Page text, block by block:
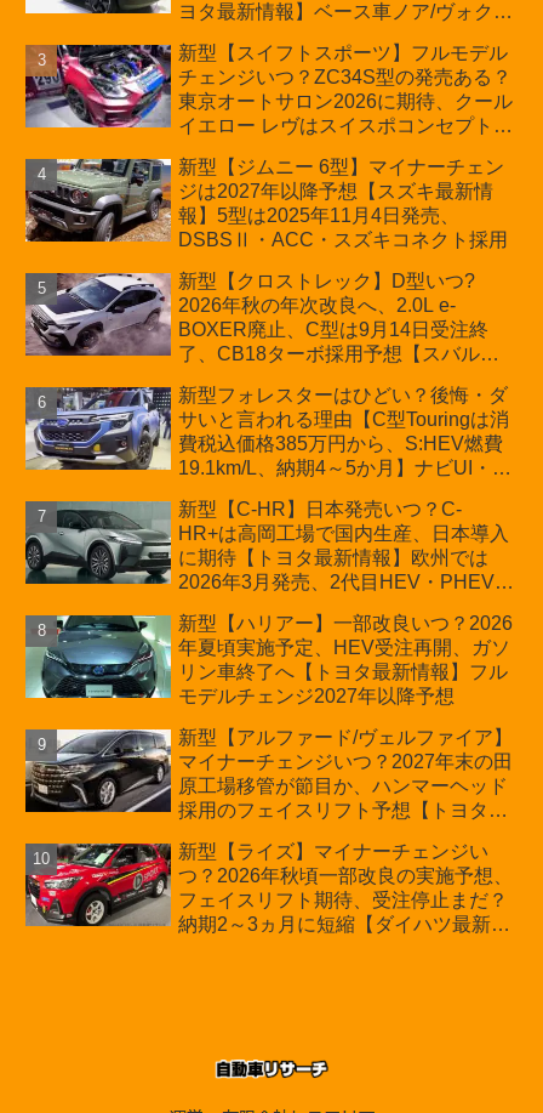
ヨタ最新情報】ベース車ノア/ヴォクシ
ほか「コア」と「ツール」、デリカ
D:5対抗のクロスオーバーSUVミニバ
ン
新型【スイフトスポーツ】フルモデル
チェンジいつ？ZC34S型の発売ある？
東京オートサロン2026に期待、クール
イエロー レヴはスイスポコンセプト
プが争点【スズキ最新情報】特別仕様
車「ZC33S Final Edition」終了
新型【ジムニー 6型】マイナーチェン
ジは2027年以降予想【スズキ最新情
報】5型は2025年11月4日発売、
DSBSⅡ・ACC・スズキコネクト採用
新型【クロストレック】D型いつ?
2026年秋の年次改良へ、2.0L e-
BOXER廃止、C型は9月14日受注終
了、CB18ターボ採用予想【スバル最
新型フォレスターはひどい？後悔・ダ
サいと言われる理由【C型Touringは消
費税込価格385万円から、S:HEV燃費
19.1km/L、納期4～5か月】ナビUI・冬
カーオブザイヤーとJNCAP大賞受賞後
も残る注意点
新型【C-HR】日本発売いつ？C-
HR+は高岡工場で国内生産、日本導入
に期待【トヨタ最新情報】欧州では
2026年3月発売、2代目HEV・PHEVは
新型【ハリアー】一部改良いつ？2026
年夏頃実施予定、HEV受注再開、ガソ
リン車終了へ【トヨタ最新情報】フル
モデルチェンジ2027年以降予想
新型【アルファード/ヴェルファイア】
マイナーチェンジいつ？2027年末の田
原工場移管が節目か、ハンマーヘッド
採用のフェイスリフト予想【トヨタ最
費税込価格559万9000円から
新型【ライズ】マイナーチェンジい
つ？2026年秋頃一部改良の実施予想、
フェイスリフト期待、受注停止まだ？
納期2～3ヵ月に短縮【ダイハツ最新情